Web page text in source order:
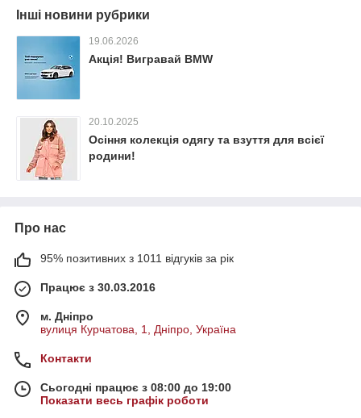
Інші новини рубрики
19.06.2026
Акція! Вигравай BMW
20.10.2025
Осіння колекція одягу та взуття для всієї
родини!
Про нас
95% позитивних з 1011 відгуків за рік
Працює з 30.03.2016
м. Дніпро
вулиця Курчатова, 1, Дніпро, Україна
Контакти
Сьогодні працює з 08:00 до 19:00
Показати весь графік роботи